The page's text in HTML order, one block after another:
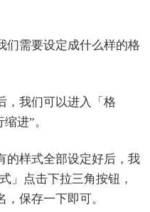
们需要设定成什么样的格
，我们可以进入「格
进”。
的样式全部设定好后，我
」点击下拉三角按钮，
保存一下即可。